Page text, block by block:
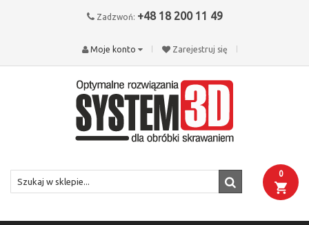
Zadzwoń: +48 18 200 11 49
Zarejestruj się
Moje konto
0